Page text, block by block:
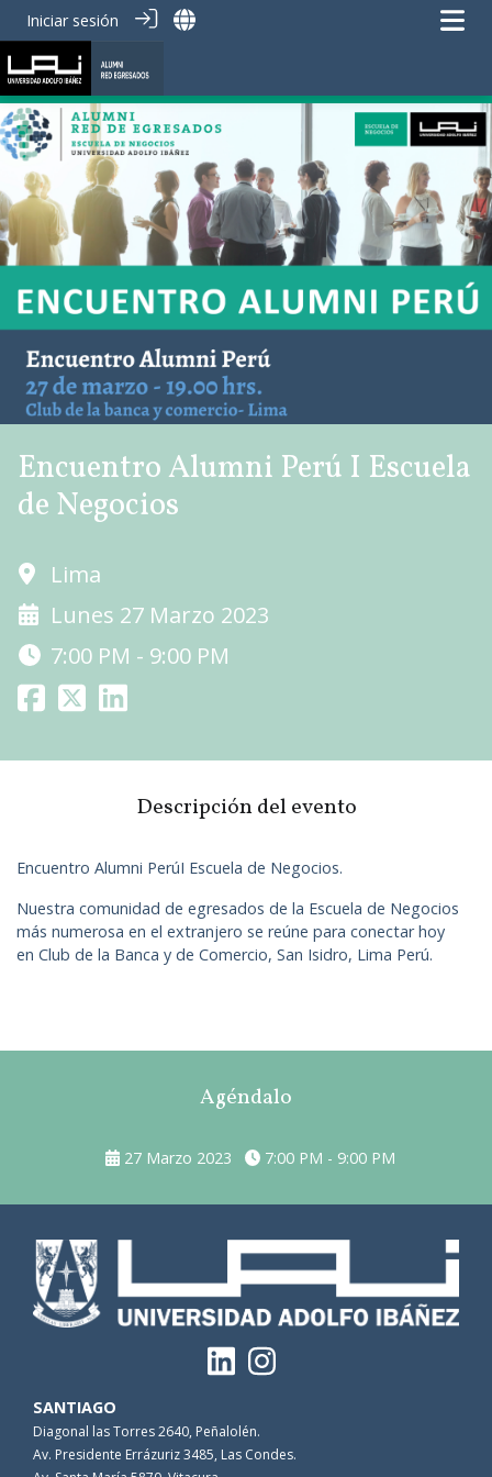
Iniciar sesión
Encuentro Alumni Perú I Escuela
de Negocios
Lima
Lunes 27 Marzo 2023
7:00 PM - 9:00 PM
Descripción del evento
Encuentro Alumni PerúI Escuela de Negocios.
Nuestra comunidad de egresados de la Escuela de Negocios
más numerosa en el extranjero se reúne para conectar hoy
en Club de la Banca y de Comercio, San Isidro, Lima Perú.
Agéndalo
27 Marzo 2023 7:00 PM - 9:00 PM
SANTIAGO
Diagonal las Torres 2640, Peñalolén.
Av. Presidente Errázuriz 3485, Las Condes.